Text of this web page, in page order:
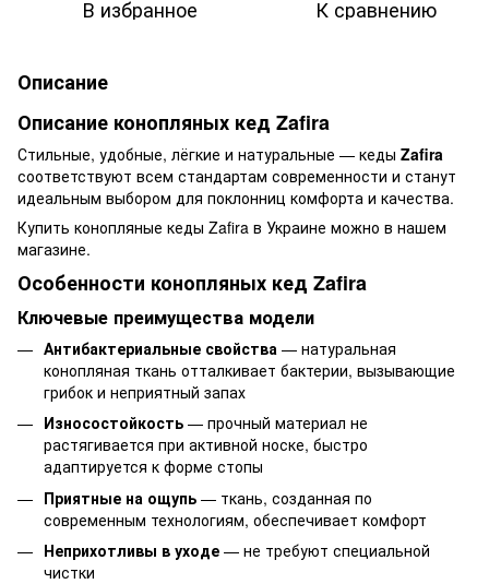
В избранное К сравнению
Описание
Описание конопляных кед Zafira
Стильные, удобные, лёгкие и натуральные — кеды Zafira
соответствуют всем стандартам современности и станут
идеальным выбором для поклонниц комфорта и качества.
Купить конопляные кеды Zafira в Украине можно в нашем
магазине.
Особенности конопляных кед Zafira
Ключевые преимущества модели
Антибактериальные свойства — натуральная
конопляная ткань отталкивает бактерии, вызывающие
грибок и неприятный запах
Износостойкость — прочный материал не
растягивается при активной носке, быстро
адаптируется к форме стопы
Приятные на ощупь — ткань, созданная по
современным технологиям, обеспечивает комфорт
Неприхотливы в уходе — не требуют специальной
чистки